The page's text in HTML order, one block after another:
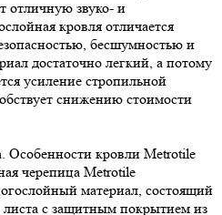
отличную звуко- и
кровля отличается
бесшумностью и
достаточно легкий, а потому
усиление стропильной
снижению стоимости
Особенности кровли Metrotile
черепица Metrotile
материал, состоящий
листа с защитным покрытием из